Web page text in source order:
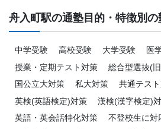
舟入町駅の通塾目的・特徴別の
中学受験 高校受験 大学受験
医
授業・定期テスト対策
総合型選抜(
国公立大対策
私大対策
共通テス
英検(英語検定)対策
漢検(漢字検定)
英語・英会話特化対策
不登校生に対